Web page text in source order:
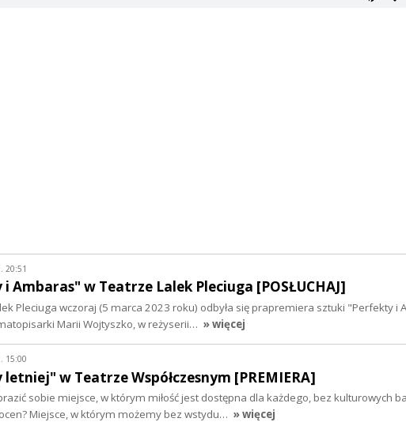
20:51
Ambaras" w Teatrze Lalek Pleciuga [POSŁUCHAJ]
Pleciuga wczoraj (5 marca 2023 roku) odbyła się prapremiera sztuki "Perfekty i
Marii Wojtyszko, w reżyserii… » więcej
15:00
letniej" w Teatrze Współczesnym [PREMIERA]
sobie miejsce, w którym miłość jest dostępna dla każdego, bez kulturowych
Miejsce, w którym możemy bez wstydu… » więcej